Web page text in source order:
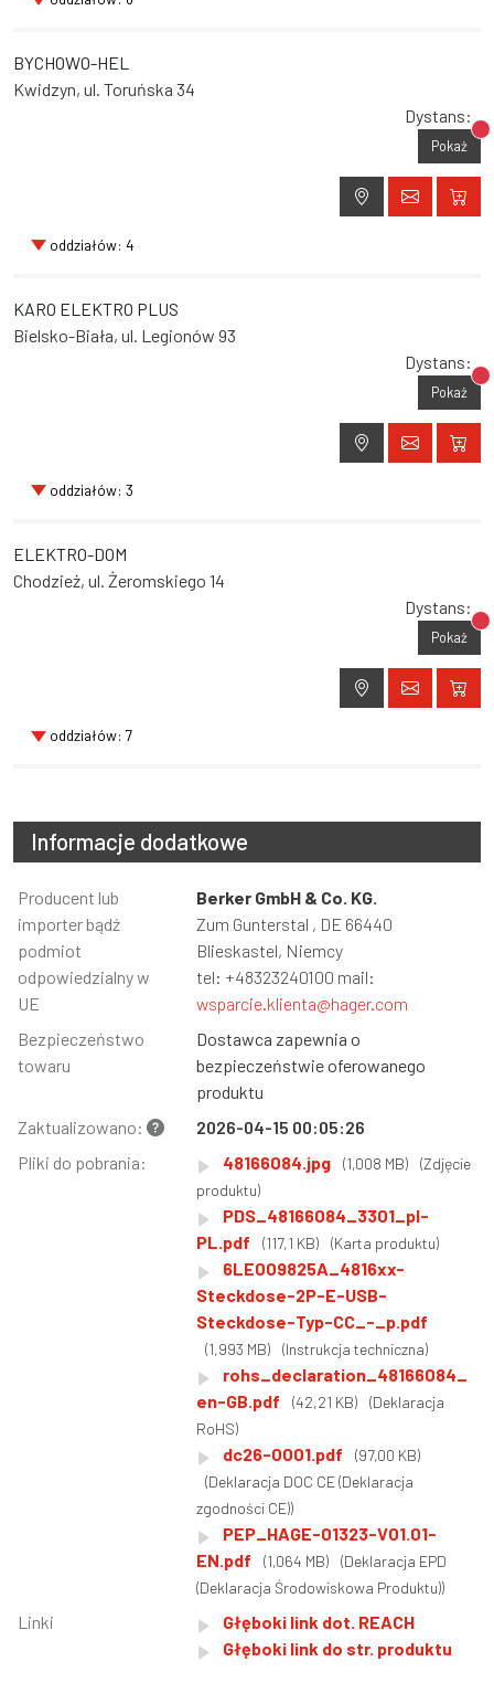
BYCHOWO-HEL
Kwidzyn, ul. Toruńska 34
Dystans:
Pokaż
oddziałów: 4
KARO ELEKTRO PLUS
Bielsko-Biała, ul. Legionów 93
Dystans:
Pokaż
oddziałów: 3
ELEKTRO-DOM
Chodzież, ul. Żeromskiego 14
Dystans:
Pokaż
oddziałów: 7
Informacje dodatkowe
Informacja
Wartość
Producent lub
importer bądź
podmiot
odpowiedzialny w
UE
Berker GmbH & Co. KG.
Zum Gunterstal , DE 66440
Blieskastel, Niemcy
tel: +48323240100 mail:
wsparcie.klienta@hager.com
Bezpieczeństwo
towaru
Dostawca zapewnia o
bezpieczeństwie oferowanego
produktu
Zaktualizowano:
2026-04-15 00:05:26
Pliki do pobrania:
48166084.jpg (1,008 MB)
(Zdjęcie
produktu)
PDS_48166084_3301_pl-
PL.pdf
(117,1 KB) (Karta produktu)
6LE009825A_4816xx-
Steckdose-2P-E-USB-
Steckdose-Typ-CC_-_p.pdf
(1,993 MB) (Instrukcja techniczna)
rohs_declaration_48166084_
en-GB.pdf
(42,21 KB)
(Deklaracja
RoHS)
dc26-0001.pdf
(97,00 KB)
(Deklaracja DOC CE (Deklaracja
zgodności CE))
PEP_HAGE-01323-V01.01-
EN.pdf
(1,064 MB)
(Deklaracja EPD
(Deklaracja Środowiskowa Produktu))
Linki
Głęboki link dot. REACH
Głęboki link do str. produktu